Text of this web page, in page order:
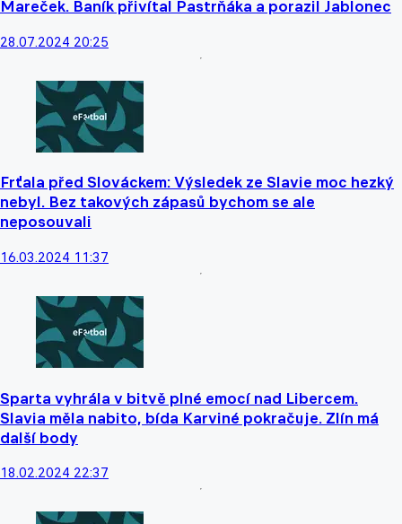
Mareček. Baník přivítal Pastrňáka a porazil Jablonec
28.07.2024 20:25
Frťala před Slováckem: Výsledek ze Slavie moc hezký
nebyl. Bez takových zápasů bychom se ale
neposouvali
16.03.2024 11:37
Sparta vyhrála v bitvě plné emocí nad Libercem.
Slavia měla nabito, bída Karviné pokračuje. Zlín má
další body
18.02.2024 22:37